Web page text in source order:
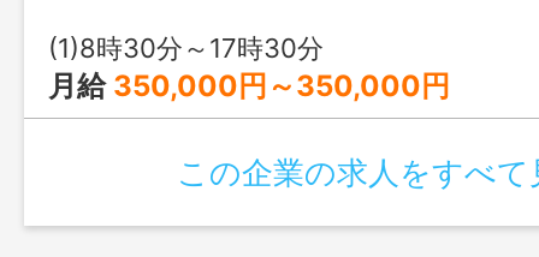
査、企画立案から実際の事業運営までお
単身・共働き世帯向けサービス事業（家
食等） 〇高度外国人材向けサービス事業
援、不動産仲介） なお、事業は３年間
検証し、その後の展開を見極 めます。
の一部は、成功報酬として還元します
(1)8時30分～17時30分
月給 350,000円～350,000円
この企業の求人をすべて